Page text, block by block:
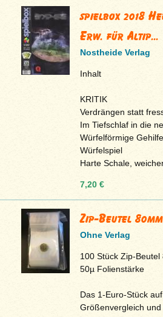
spielbox 2018
Erw. für Altip...
Nostheide Verlag
Inhalt
KRITIK
Verdrängen statt
Im Tiefschlaf in die
Würfelförmige
Würfelspiel
Harte Schale,
7,20 €
Zip-Beutel
Ohne Verlag
100 Stück Zip-
50µ Folienstärke
Das 1-Euro-Stück
Größenvergleich